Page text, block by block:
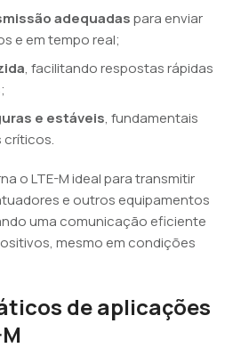
adequadaspara enviar
e em tempo real;
, facilitando respostas rápidas
e estáveis, fundamentais
críticos.
o LTE-M ideal para transmitir
e outros equipamentos
uma comunicação eficiente
mesmo em condições
de aplicações